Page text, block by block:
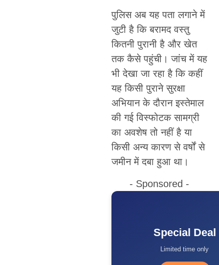
पुलिस अब यह पता लगाने में
जुटी है कि बरामद वस्तु
कितनी पुरानी है और खेत
तक कैसे पहुंची। जांच में यह
भी देखा जा रहा है कि कहीं
यह किसी पुराने सुरक्षा
अभियान के दौरान इस्तेमाल
की गई विस्फोटक सामग्री
का अवशेष तो नहीं है या
किसी अन्य कारण से वर्षों से
जमीन में दबा हुआ था।
- Sponsored -
Special Deal
Limited time only